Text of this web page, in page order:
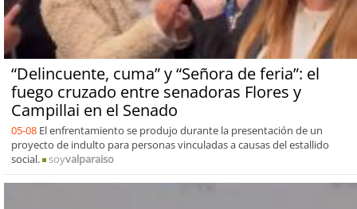
“Delincuente, cuma” y “Señora de feria”: el
fuego cruzado entre senadoras Flores y
Campillai en el Senado
05-08 El enfrentamiento se produjo durante la presentación de un
proyecto de indulto para personas vinculadas a causas del estallido
social.
soyvalparaiso